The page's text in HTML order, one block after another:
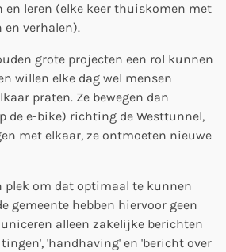
en leren (elke keer thuiskomen met
verhalen).
grote projecten een rol kunnen
willen elke dag wel mensen
praten. Ze bewegen dan
de e-bike) richting de Westtunnel,
met elkaar, ze ontmoeten nieuwe
plek om dat optimaal te kunnen
gemeente hebben hiervoor geen
alleen zakelijke berichten
'handhaving' en 'bericht over